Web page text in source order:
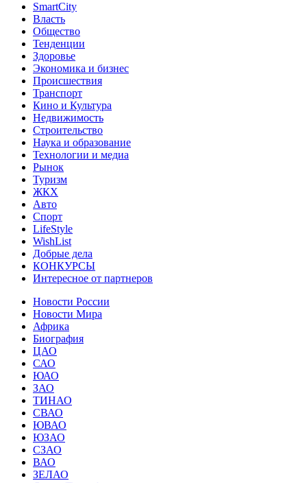
SmartCity
Власть
Общество
Тенденции
Здоровье
Экономика и бизнес
Происшествия
Транспорт
Кино и Культура
Недвижимость
Строительство
Наука и образование
Технологии и медиа
Рынок
Туризм
ЖКХ
Авто
Спорт
LifeStyle
WishList
Добрые дела
КОНКУРСЫ
Интересное от партнеров
Новости России
Новости Мира
Африка
Биография
ЦАО
САО
ЮАО
ЗАО
ТИНАО
СВАО
ЮВАО
ЮЗАО
СЗАО
ВАО
ЗЕЛАО